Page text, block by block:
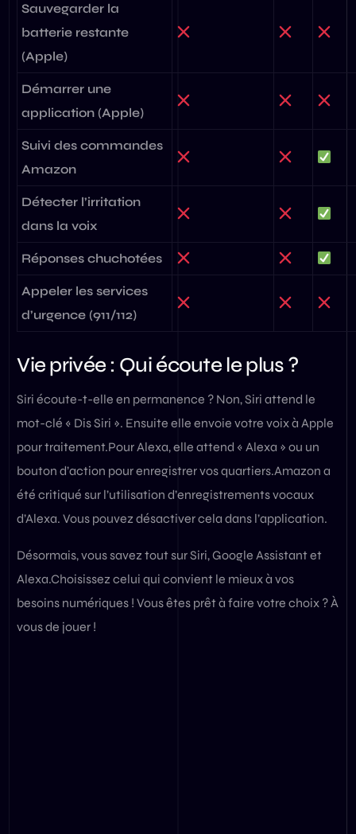
Sauvegarder la
batterie restante
(Apple)
Démarrer une
application (Apple)
Suivi des commandes
Amazon
Détecter l’irritation
dans la voix
Réponses chuchotées
Appeler les services
d’urgence (911/112)
Vie privée : Qui écoute le plus ?
Siri écoute-t-elle en permanence ? Non, Siri attend le
mot-clé « Dis Siri ». Ensuite elle envoie votre voix à Apple
pour traitement.Pour Alexa, elle attend « Alexa » ou un
bouton d’action pour enregistrer vos quartiers.Amazon a
été critiqué sur l’utilisation d’enregistrements vocaux
d’Alexa. Vous pouvez désactiver cela dans l’application.
Désormais, vous savez tout sur Siri, Google Assistant et
Alexa.Choisissez celui qui convient le mieux à vos
besoins numériques ! Vous êtes prêt à faire votre choix ? À
vous de jouer !